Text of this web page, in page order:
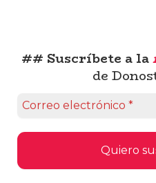
## Suscríbete a la
de